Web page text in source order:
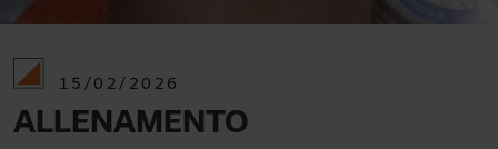
15/02/2026
ALLENAMENTO